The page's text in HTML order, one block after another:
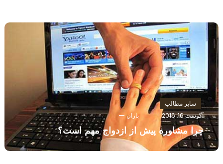
سایر مطالب
آگوست 16, 2016
باران
چرا مشاوره پیش از ازدواج مهم است؟